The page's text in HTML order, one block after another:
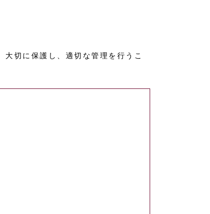
切に保護し、適切な管理を行うこ